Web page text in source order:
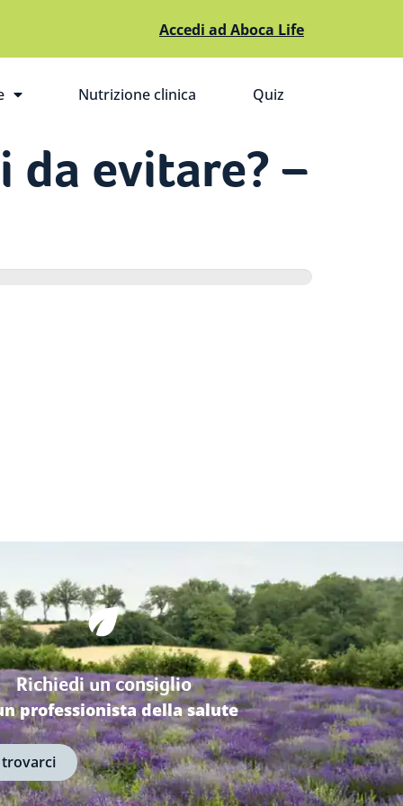
Accedi ad Aboca Life
il sottomenùNutrizione clinica Quiz
da evitare? –
Richiedi un consiglio
professionista della salute
trovarci